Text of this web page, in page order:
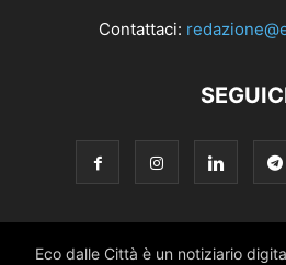
Contattaci:
Eco dalle Città è un notiziario